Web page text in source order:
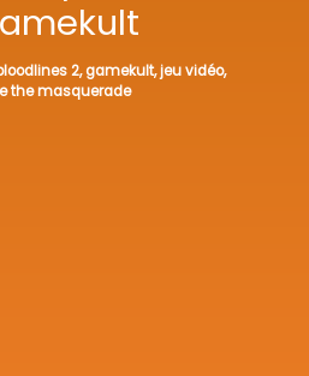
2,gamekult,jeu vidéo,
the masquerade